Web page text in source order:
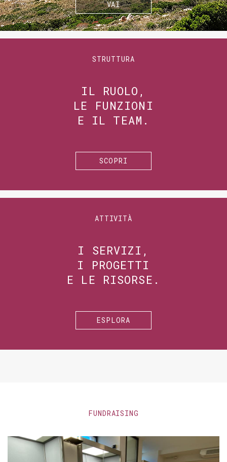
VAI
STRUTTURA
IL RUOLO,
LE FUNZIONI
E IL TEAM.
SCOPRI
ATTIVITÀ
I SERVIZI,
I PROGETTI
E LE RISORSE.
ESPLORA
FUNDRAISING